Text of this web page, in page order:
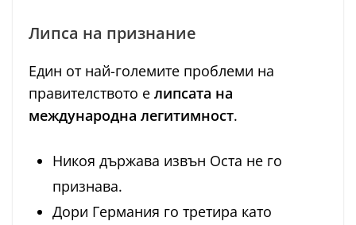
Липса на признание
Един от най-големите проблеми на
правителството е липсата на
международна легитимност.
Никоя държава извън Оста не го
признава.
Дори Германия го третира като